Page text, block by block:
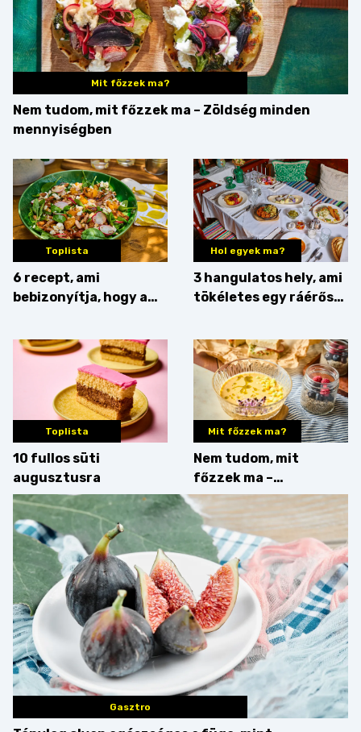
Mit főzzek ma?
Nem tudom, mit főzzek ma – Zöldség minden
mennyiségben
Toplista
6 recept, ami
bebizonyítja, hogy a
zseniális
Hol egyek ma?
3 hangulatos hely, ami
tökéletes egy ráérős
Toplista
10 fullos süti
augusztusra
Mit főzzek ma?
Nem tudom, mit
főzzek ma –
Villámgyors menü
Gasztro